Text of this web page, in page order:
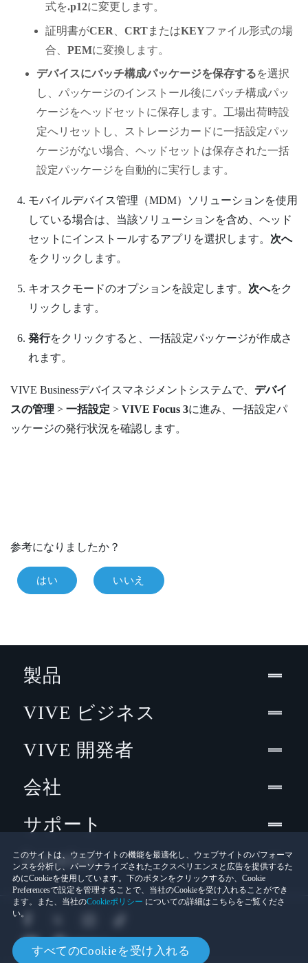
式を.p12に変更します。
証明書がCER 、CRTまたはKEYファイル形式の場
合、PEMに変換します。
デバイスにバッチ構成パッケージを保存するを選択
し、パッケージのインストール後にバッチ構成パッ
ケージをヘッドセットに保存します。工場出荷時設
定へリセットし、ストレージカードに一括設定パッ
ケージがない場合、ヘッドセットは保存された一括
設定パッケージを自動的に実行します。
モバイルデバイス管理（MDM）ソリューションを使用
している場合は、当該ソリューションを含め、ヘッド
セットにインストールするアプリを選択します。 次へ
をクリックします。
キオスクモードのオプションを設定します。 次へをク
リックします。
発行をクリックすると、一括設定パッケージが作成さ
れます。
VIVE Businessデバイスマネジメントシステムで、 デバイ
スの管理 > 一括設定 > VIVE Focus 3に進み、一括設定パ
ッケージの発行状況を確認します。
参考になりましたか？
はい いいえ
このサイトは、ウェブサイトの機能を最適化し、ウェブサイトのパフォーマ
ンスを分析し、パーソナライズされたエクスペリエンスと広告を提供するた
めにCookieを使用しています。下のボタンをクリックするか、Cookie
Preferencesで設定を管理することで、当社のCookieを受け入れることができ
ます。また、当社のCookieポリシー についての詳細はこちらをご覧くださ
い。
すべてのCookieを受け入れる
製品
VIVE ビジネス
VIVE 開発者
会社
サポート
Location